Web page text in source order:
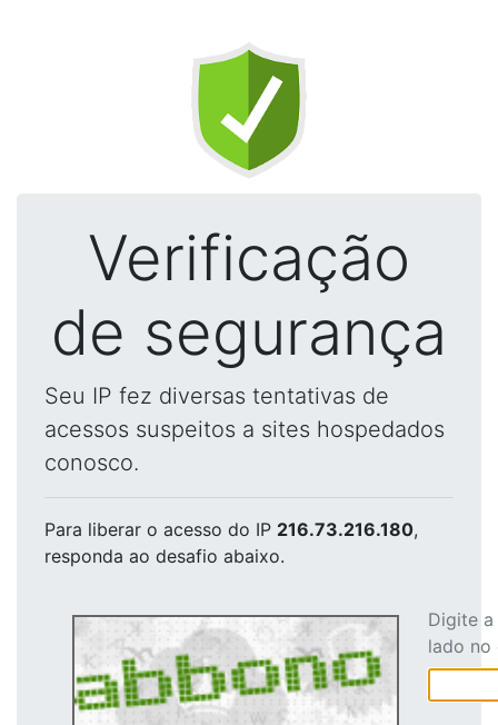
Verificação
de segurança
Seu IP fez diversas tentativas de
acessos suspeitos a sites hospedados
conosco.
Para liberar o acesso do IP 216.73.216.180,
responda ao desafio abaixo.
Digite
lado no